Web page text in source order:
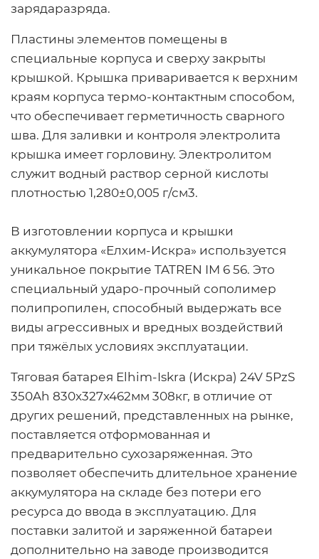
зарядаразряда.
Пластины элементов помещены в
специальные корпуса и сверху закрыты
крышкой. Крышка приваривается к верхним
краям корпуса термо-контактным способом,
что обеспечивает герметичность сварного
шва. Для заливки и контроля электролита
крышка имеет горловину. Электролитом
служит водный раствор серной кислоты
плотностью 1,280±0,005 г/см3.
В изготовлении корпуса и крышки
аккумулятора «Елхим-Искра» используется
уникальное покрытие TATREN IM 6 56. Это
специальный ударо-прочный сополимер
полипропилен, способный выдержать все
виды агрессивных и вредных воздействий
при тяжёлых условиях эксплуатации.
Тяговая батарея Elhim-Iskra (Искра) 24V 5PzS
350Ah 830x327x462мм 308кг, в отличие от
других решений, представленных на рынке,
поставляется отформованная и
предварительно сухозаряженная. Это
позволяет обеспечить длительное хранение
аккумулятора на складе без потери его
ресурса до ввода в эксплуатацию. Для
поставки залитой и заряженной батареи
дополнительно на заводе производится